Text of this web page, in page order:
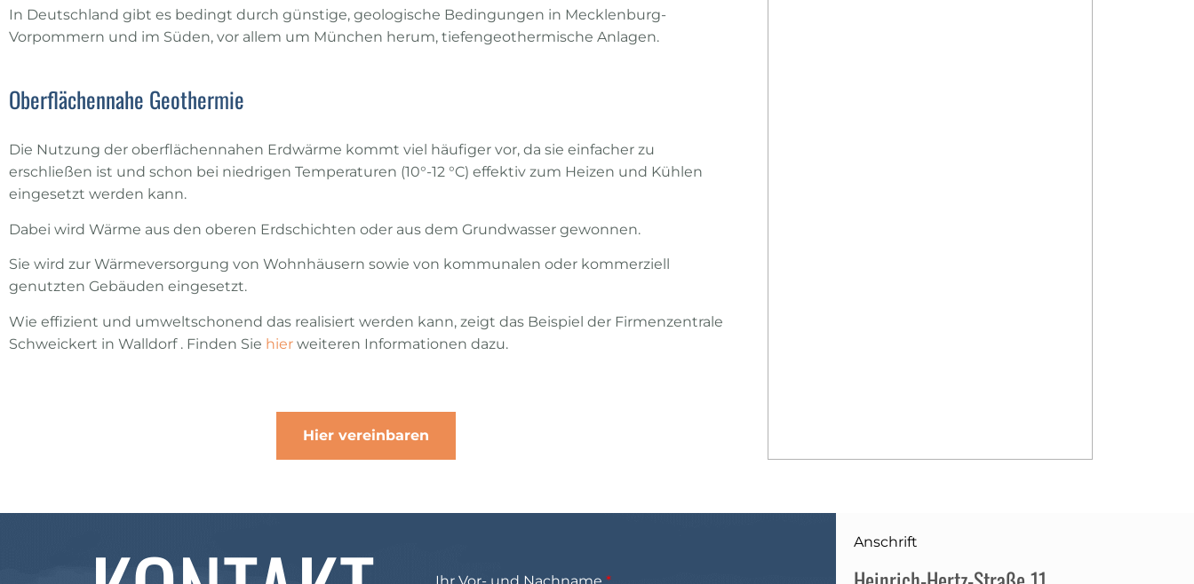
In Deutschland gibt es bedingt durch günstige, geologische Bedingungen in Mecklenburg-
Vorpommern und im Süden, vor allem um München herum, tiefengeothermische Anlagen.
Oberflächennahe Geothermie
Die Nutzung der oberflächennahen Erdwärme kommt viel häufiger vor, da sie einfacher zu
erschließen ist und schon bei niedrigen Temperaturen (10°-12 °C) effektiv zum Heizen und Kühlen
eingesetzt werden kann.
Dabei wird Wärme aus den oberen Erdschichten oder aus dem Grundwasser gewonnen.
Sie wird zur Wärmeversorgung von Wohnhäusern sowie von kommunalen oder kommerziell
genutzten Gebäuden eingesetzt.
Wie effizient und umweltschonend das realisiert werden kann, zeigt das Beispiel der Firmenzentrale
Schweickert in Walldorf . Finden Sie hier weiteren Informationen dazu.
Hier vereinbaren
Anschrift